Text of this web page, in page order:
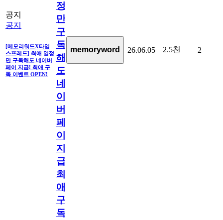
공지
공지
[메모리워드X타임
스프레드] 최애 일정
만 구독해도 네이버
페이 지급! 최애 구
독 이벤트 OPEN!
정
만
구
독
해
도
네
이
버
페
이
지
급!
최
애
구
독
memoryword 26.06.05 2.5천 2